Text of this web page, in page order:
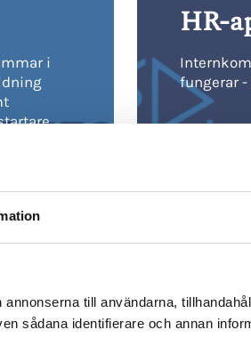
till användarna,
sådana identifierare och annan
i
HR-
fungerar